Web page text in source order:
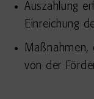
Auszahlung
Einreichung
Maßnahmen,
von der